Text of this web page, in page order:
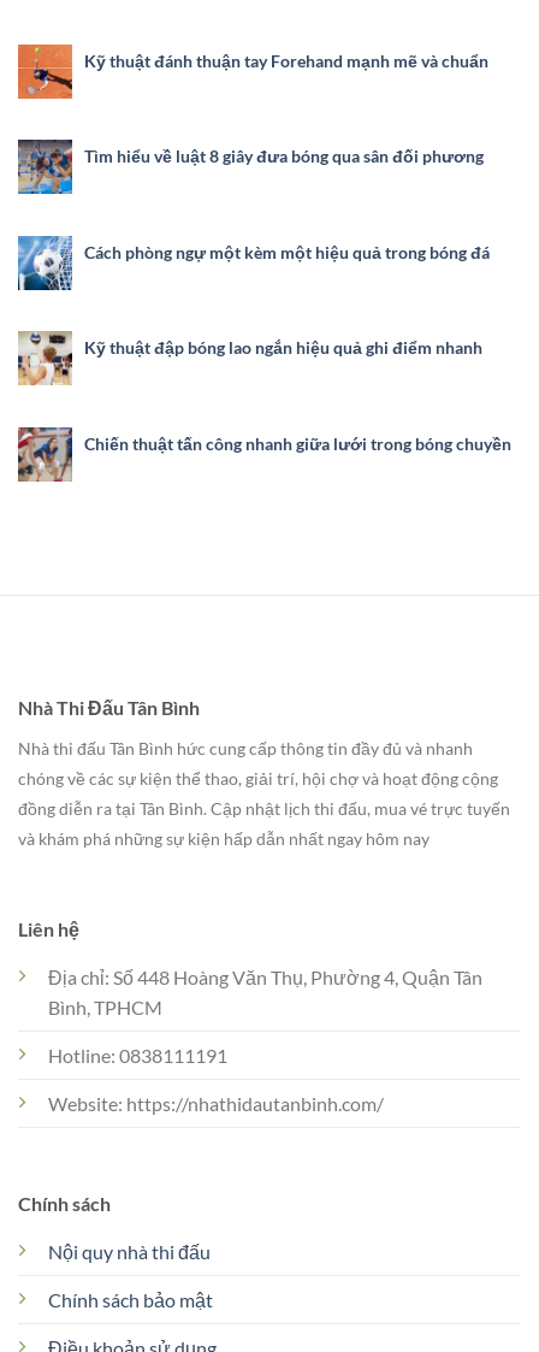
Kỹ thuật đánh thuận tay Forehand mạnh mẽ và chuẩn
Tìm hiểu về luật 8 giây đưa bóng qua sân đối phương
Cách phòng ngự một kèm một hiệu quả trong bóng đá
Kỹ thuật đập bóng lao ngắn hiệu quả ghi điểm nhanh
Chiến thuật tấn công nhanh giữa lưới trong bóng chuyền
Nhà Thi Đấu Tân Bình
Nhà thi đấu Tân Bình hức cung cấp thông tin đầy đủ và nhanh
chóng về các sự kiện thể thao, giải trí, hội chợ và hoạt động cộng
đồng diễn ra tại Tân Bình. Cập nhật lịch thi đấu, mua vé trực tuyến
và khám phá những sự kiện hấp dẫn nhất ngay hôm nay
Chính sách
Nội quy nhà thi đấu
Chính sách bảo mật
Liên hệ
Địa chỉ: Số 448 Hoàng Văn Thụ, Phường 4, Quận Tân
Bình, TPHCM
Hotline: 0838111191
Website: https://nhathidautanbinh.com/